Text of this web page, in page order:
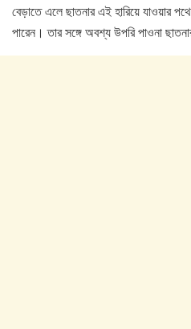
বেড়াতে এলে ছাতনার এই হারিয়ে যাওয়ার
পারেন। তার সঙ্গে অবশ্য উপরি পাওনা